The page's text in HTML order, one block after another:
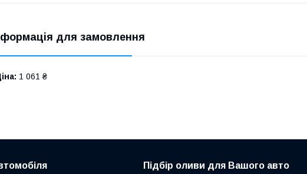
для замовлення
1 061 ₴
Підбір оливи для Вашого авто